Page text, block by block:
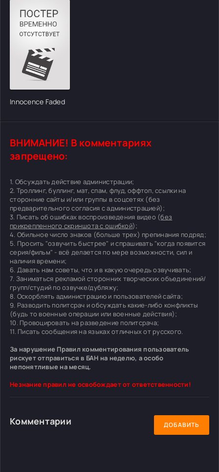
Innocence Faded
ВНИМАНИЕ! В комментариях
запрещено:
1. Обсуждать действие администрации;
2. Троллинг, буллинг, мат, спам, флуд, оффтоп, ссылки на
сторонние сайты и/или группы в соцсетях (без
предварительного согласия с администрацией);
3. Писать об ошибках воспроизведения видео (без
прикрепленного скриншота с ошибкой);
4. Обильное число знаков (больше трех) препинания подряд;
5. Просить "озвучить быстрее" и спрашивать "когда появится
серия/фильм" - всё делается по мере возможности, сил и
наличия времени;
6. Давать нам советы, что и в какую очередь озвучивать;
7. Заниматься рекламой сторонних творческих объединений/
групп/студий по озвучке/дубляжу;
8. Оскорблять администрацию и пользователей сайта;
9. Разводить политсрач и обсуждать какие-либо конфликты
(будь то военные операции или военные действия);
10. Провоцировать на разведение политсрача;
11. Писать сообщения на языках отличных от русского.
За нарушение Правил комментирования пользователь
рискует отправиться в БАН на неделю, а особо
непонятливые на месяц.
Незнание правил не освобождает от ответственности!
Комментарии ДОБАВИТЬ